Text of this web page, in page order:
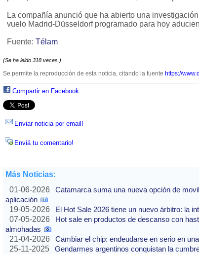
La compañía anunció que ha abierto una
vuelo Madrid-Düsseldorf programado para hoy
Fuente: Télam
(Se ha leido 318 veces.)
Se permite la reproducción de esta noticia, citando la fuente https://
Compartir en Facebook
Enviar noticia por email!
Enviá tu comentario!
Más Noticias:
01-06-2026
Catamarca suma una nueva opción de
aplicación
19-05-2026
El Hot Sale 2026 tiene un nuevo árbitro: la
07-05-2026
Hot sale en productos de descanso con
almohadas
21-04-2026
Cambiar el chip: endeudarse en serio en
25-11-2025
Gendarmes argentinos conquistan la